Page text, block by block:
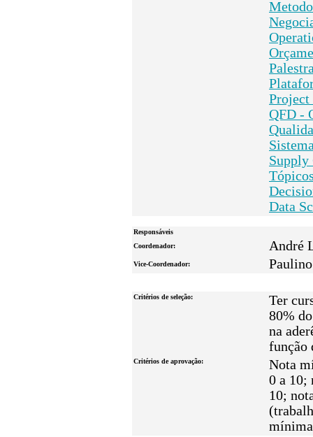
QFD -
Supply
Data
Responsáveis
Coordenador:
André
Vice-Coordenador:
Critérios de seleção:
Ter
80%
na
função
Critérios de aprovação:
Nota
0 a 10;
10;